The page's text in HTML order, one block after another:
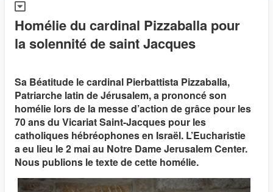
Homélie du cardinal Pizzaballa pour
la solennité de saint Jacques
Sa Béatitude le cardinal Pierbattista Pizzaballa,
Patriarche latin de Jérusalem, a prononcé son
homélie lors de la messe d’action de grâce pour les
70 ans du Vicariat Saint-Jacques pour les
catholiques hébréophones en Israël. L’Eucharistie
a eu lieu le 2 mai au Notre Dame Jerusalem Center.
Nous publions le texte de cette homélie.